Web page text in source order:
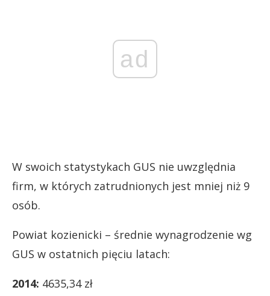
ad
W swoich statystykach GUS nie uwzględnia
firm, w których zatrudnionych jest mniej niż 9
osób.
Powiat kozienicki – średnie wynagrodzenie wg
GUS w ostatnich pięciu latach:
2014: 4635,34 zł